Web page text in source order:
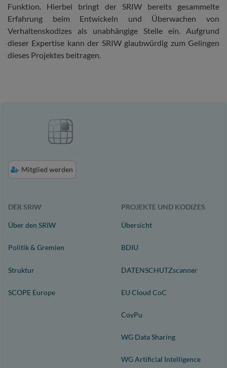
Funktion. Hierbei bringt der SRIW bereits gesammelte
Erfahrung beim Entwickeln und Überwachen von
Verhaltenskodizes als unabhängige Stelle ein. Aufgrund
dieser Expertise kann der SRIW glaubwürdig zum Gelingen
dieses Projektes beitragen.
Mitglied werden
DER SRIW
Über den SRIW
Politik & Gremien
Struktur
SCOPE Europe
PROJEKTE UND KODIZES
Übersicht
BDIU
DATENSCHUTZscanner
EU Cloud CoC
CoyPu
WG Data Sharing
WG Artificial Intelligence